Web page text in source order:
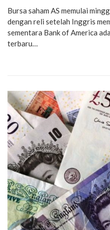
Bursa saham AS memulai
dengan reli setelah Inggris
sementara Bank of America
terbaru…